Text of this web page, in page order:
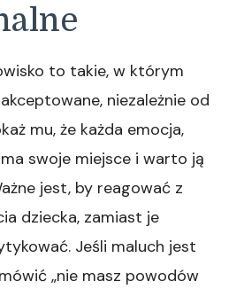
to takie, w którym
niezależnie od
mu, że każda emocja,
swoje miejsce i warto ją
jest, by reagować z
dziecka, zamiast je
Jeśli maluch jest
„nie masz powodów